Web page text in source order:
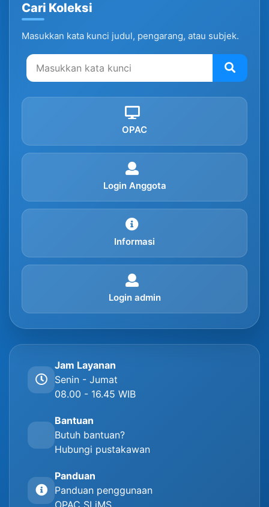
Cari Koleksi
Masukkan kata kunci judul, pengarang, atau subjek.
OPAC
Login Anggota
Informasi
Login admin
Jam Layanan
Senin - Jumat
08.00 - 16.45 WIB
Bantuan
Butuh bantuan?
Hubungi pustakawan
Panduan
Panduan penggunaan